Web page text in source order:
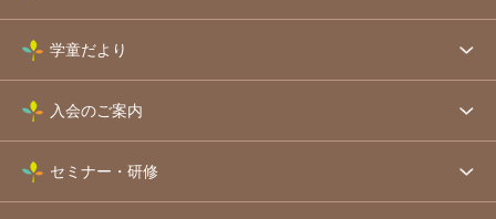
学童だより
入会のご案内
セミナー・研修